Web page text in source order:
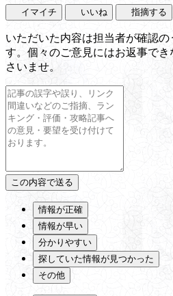
イマイチ いいね 指摘する
いただいた内容は担当者が確認の
す。個々のご意見にはお返事で
さいませ。
情報が正確
情報が早い
分かりやすい
探していた情報が見つかった
その他